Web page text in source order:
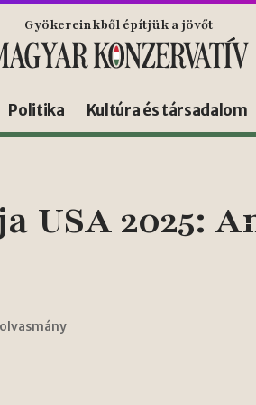
Gyökereinkből építjük a jövőt
Politika Kultúra és társadalom
USA 2025: